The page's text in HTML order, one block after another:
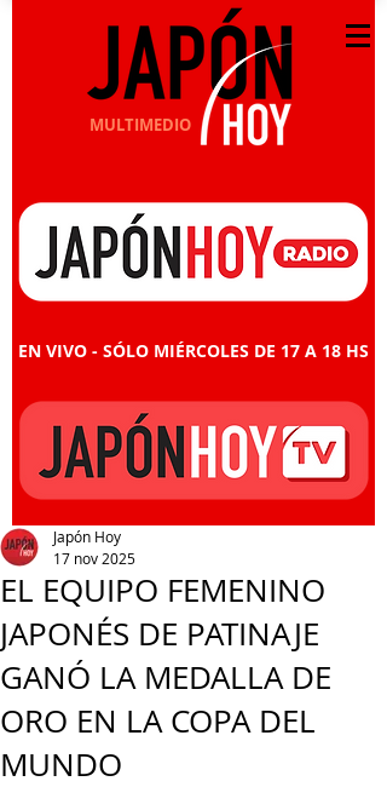
MULTIMEDIO
EN VIVO - SÓLO MIÉRCOLES DE 17 A 18 HS
EL EQUIPO FEMENINO
JAPONÉS DE PATINAJE
GANÓ LA MEDALLA DE
ORO EN LA COPA DEL
MUNDO
Japón Hoy
17 nov 2025